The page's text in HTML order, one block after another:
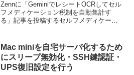
Zennに「GeminiでレシートOCRしてセル
フメディケーション税制を自動集計す
る」記事を投稿するセルフメディケーシ
作成しました。今回は、その内容をZen...
Mac miniを自宅サーバ化するため
にスリープ無効化・SSH鍵認証・
UPS復旧設定を行う